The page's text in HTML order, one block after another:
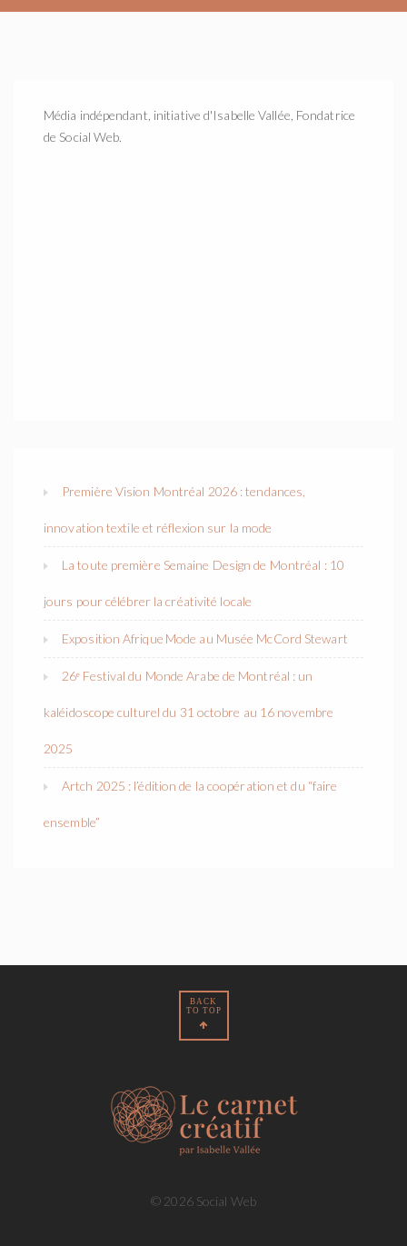
Média indépendant, initiative d'Isabelle Vallée, Fondatrice
de Social Web.
Première Vision Montréal 2026 : tendances,
innovation textile et réflexion sur la mode
La toute première Semaine Design de Montréal : 10
jours pour célébrer la créativité locale
Exposition Afrique Mode au Musée McCord Stewart
26ᵉ Festival du Monde Arabe de Montréal : un
kaléidoscope culturel du 31 octobre au 16 novembre
2025
Artch 2025 : l’édition de la coopération et du “faire
ensemble”
BACK
TO TOP
© 2026 Social Web